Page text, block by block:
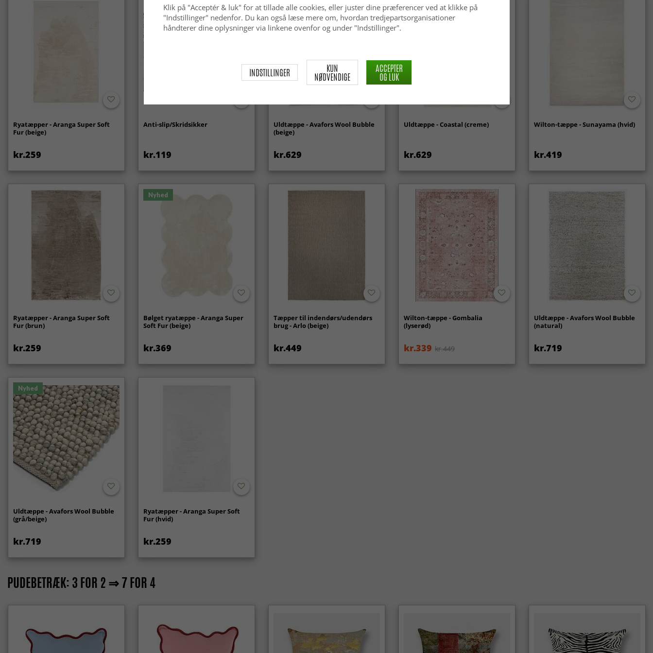
Ryatæpper - Aranga Super Soft
Fur (beige)
kr.259
Anti-slip/Skridsikker
kr.119
Uldtæppe - Avafors Wool Bubble
(beige)
kr.629
Uldtæppe - Coastal (creme)
kr.629
Wilton-tæppe - Sunayama (hvid)
kr.419
Ryatæpper - Aranga Super Soft
Fur (brun)
kr.259
Nyhed
Bølget ryatæppe - Aranga Super
Soft Fur (beige)
kr.369
Tæpper til indendørs/udendørs
brug - Arlo (beige)
kr.449
Wilton-tæppe - Gombalia
(lyserød)
kr.339 kr.449
Uldtæppe - Avafors Wool Bubble
(natural)
kr.719
Nyhed
Uldtæppe - Avafors Wool Bubble
(grå/beige)
kr.719
Ryatæpper - Aranga Super Soft
Fur (hvid)
kr.259
PUDEBETRÆK: 3 FOR 2 ⇒ 7 FOR 4
Klik på "Acceptér & luk" for at tillade alle cookies, eller juster dine præferencer ved at klikke på
"Indstillinger" nedenfor. Du kan også læse mere om, hvordan tredjepartsorganisationer
håndterer dine oplysninger via linkene ovenfor og under "Indstillinger".
INDSTILLINGER KUN
NØDVENDIGE
ACCEPTER
OG LUK